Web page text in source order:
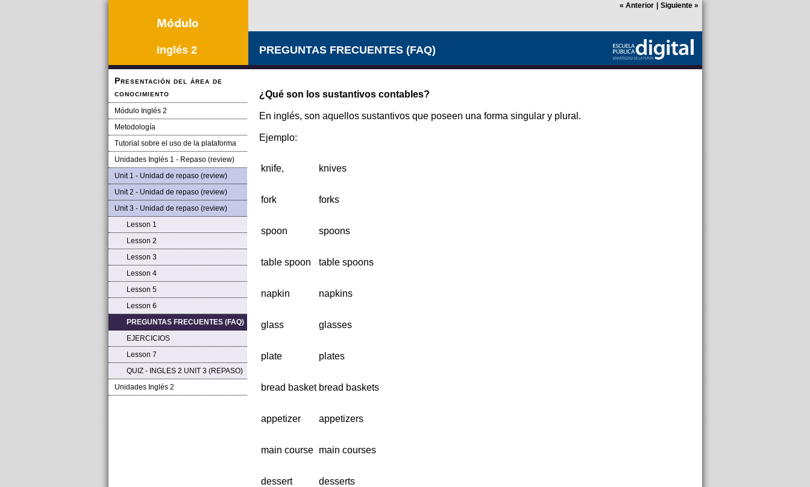
Inglés 2
Presentación del área de
conocimiento
Módulo Inglés 2
Metodología
Tutorial sobre el uso de la plataforma
Unidades Inglés 1 - Repaso (review)
Unit 1 - Unidad de repaso (review)
Unit 2 - Unidad de repaso (review)
Unit 3 - Unidad de repaso (review)
Lesson 1
Lesson 2
Lesson 3
Lesson 4
Lesson 5
Lesson 6
PREGUNTAS FRECUENTES (FAQ)
EJERCICIOS
Lesson 7
QUIZ - INGLES 2 UNIT 3 (REPASO)
Unidades Inglés 2
« Anterior Siguiente»
PREGUNTAS FRECUENTES (FAQ)
¿Qué son los sustantivos contables?
En inglés, son aquellos sustantivos que poseen una forma singular y plural.
Ejemplo:
knife, knives
fork forks
spoon spoons
table spoon table spoons
napkin napkins
glass glasses
plate plates
bread basket bread baskets
appetizer appetizers
main course main courses
dessert desserts